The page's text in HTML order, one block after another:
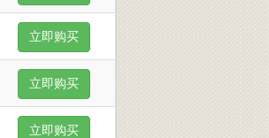
立即购买
立即购买
立即购买